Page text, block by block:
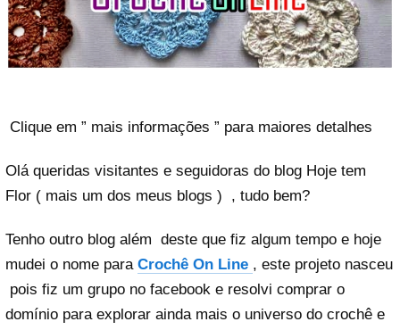
Clique em ” mais informações ” para maiores detalhes
Olá queridas visitantes e seguidoras do blog Hoje tem
Flor ( mais um dos meus blogs ) , tudo bem?
Tenho outro blog além deste que fiz algum tempo e hoje
mudei o nome para Crochê On Line , este projeto nasceu
pois fiz um grupo no facebook e resolvi comprar o
domínio para explorar ainda mais o universo do crochê e